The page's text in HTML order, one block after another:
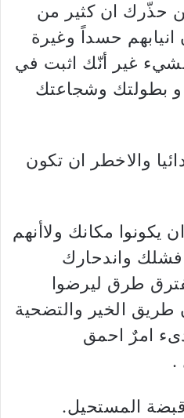
حذّرك ان كثير من
حسداً وغيرة
غير أنّك اثبت في
و بطولتك وشجاعتك
والاخطر ان تكون
يكونوا مكانك ولاأنهم
واندحارك
طرق ليرضوا
الخير والتضحية
امرٌ احمق
.
المستحيل.